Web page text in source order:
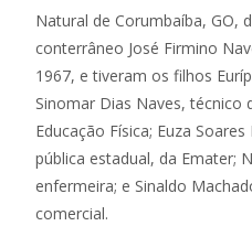
Natural de Corumbaíba, GO,
conterrâneo José Firmino
1967, e tiveram os filhos
Sinomar Dias Naves, técnico
Educação Física; Euza
pública estadual, da Emater;
enfermeira; e Sinaldo
comercial.